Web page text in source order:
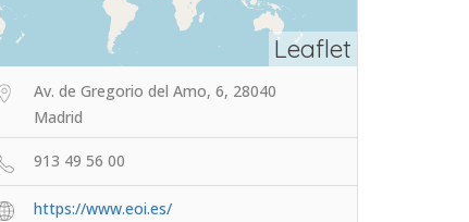
Leaflet
Av. de Gregorio del Amo, 6, 28040
Madrid
913 49 56 00
https://www.eoi.es/